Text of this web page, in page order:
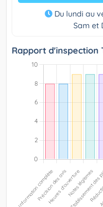
Du lundi au
Sam et
Rapport d'inspection